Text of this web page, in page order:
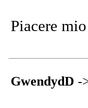
Piacere
GwendydD -